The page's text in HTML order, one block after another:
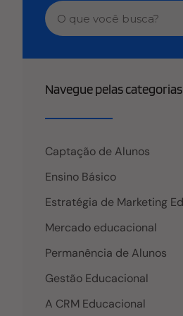
convertê-los em alunos e
importantes em todas as
Ficha de inscrição da CRM
tal uma ficha de inscrição
CRM Educacional se
inscrever em um processo
Navegue pelas categorias
Captação de Alunos
Ensino Básico
Estratégia de Marketing
Mercado educacional
Permanência de Alunos
Gestão Educacional
A CRM Educacional